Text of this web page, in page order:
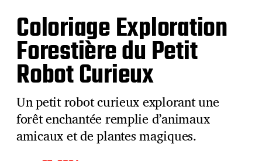
Coloriage Exploration
Forestière du Petit
Robot Curieux
Un petit robot curieux explorant une
forêt enchantée remplie d’animaux
amicaux et de plantes magiques.